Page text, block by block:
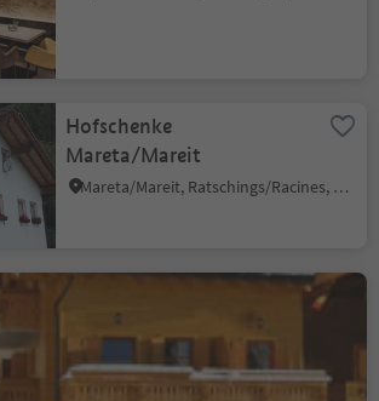
Hofschenke
Mareta/Mareit
Mareta/Mareit, Ratschings/Racines, Sterzing/Vipiteno and environs